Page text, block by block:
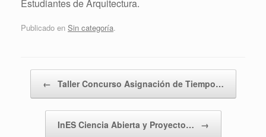
Estudiantes de Arquitectura.
Publicado en Sin categoría.
← Taller Concurso Asignación de Tiempo…
InES Ciencia Abierta y Proyecto… →